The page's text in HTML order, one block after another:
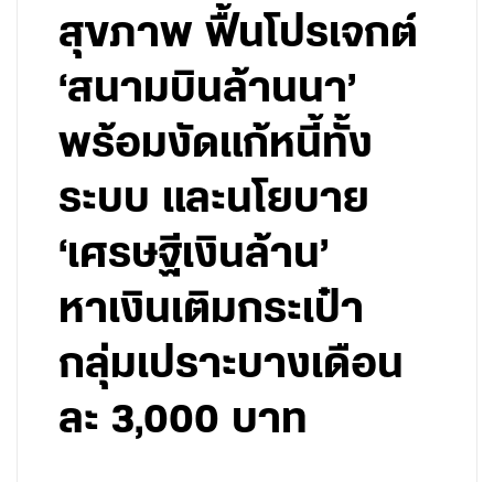
สุขภาพ ฟื้นโปรเจกต์
‘สนามบินล้านนา’
พร้อมงัดแก้หนี้ทั้ง
ระบบ และนโยบาย
‘เศรษฐีเงินล้าน’
หาเงินเติมกระเป๋า
กลุ่มเปราะบางเดือน
ละ 3,000 บาท